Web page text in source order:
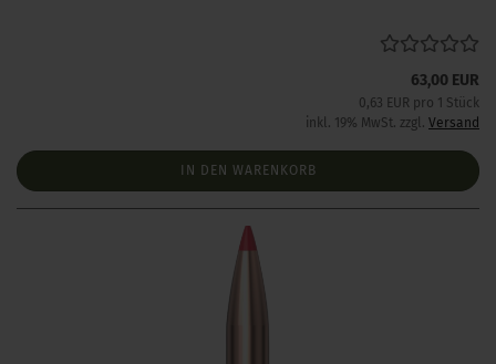
63,00 EUR
0,63 EUR pro 1 Stück
inkl. 19% MwSt. zzgl. Versand
IN DEN WARENKORB